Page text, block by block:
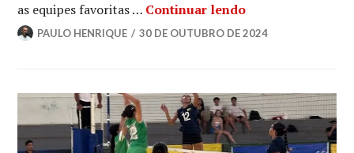
as equipes favoritas … Continuar lendo
PAULO HENRIQUE 30 DE OUTUBRO DE 2024